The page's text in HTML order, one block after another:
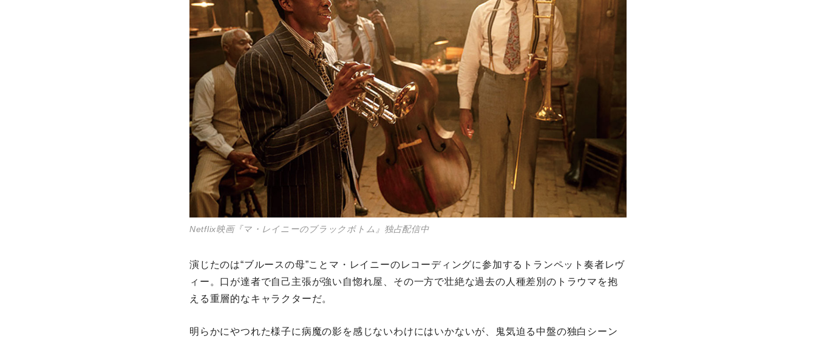
Netflix映画『マ・レイニーのブラックボトム』独占配信中
演じたのは“ブルースの母”ことマ・レイニーのレコーディングに参加するトランペット奏者レヴ
ィー。口が達者で自己主張が強い自惚れ屋、その一方で壮絶な過去の人種差別のトラウマを抱
える重層的なキャラクターだ。
明らかにやつれた様子に病魔の影を感じないわけにはいかないが、鬼気迫る中盤の独白シーン